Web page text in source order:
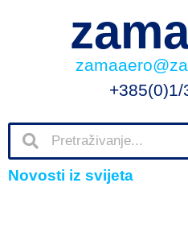
Novosti iz svijeta